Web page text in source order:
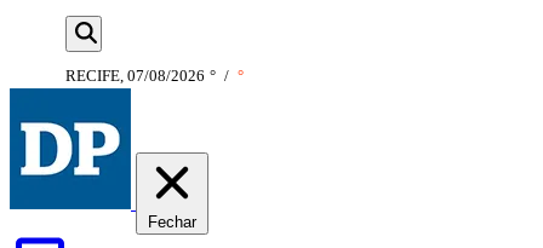
RECIFE, 07/08/2026 ° / °
Fechar